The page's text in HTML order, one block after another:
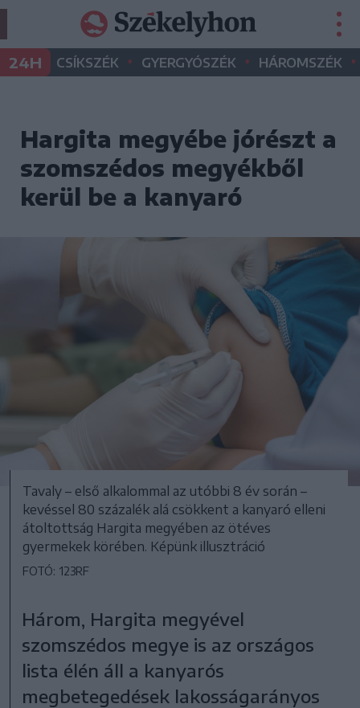
24H CSÍKSZÉK • GYERGYÓSZÉK • HÁROMSZÉK •
Hargita megyébe jórészt a
szomszédos megyékből
kerül be a kanyaró
Tavaly – első alkalommal az utóbbi 8 év során –
kevéssel 80 százalék alá csökkent a kanyaró elleni
átoltottság Hargita megyében az ötéves
gyermekek körében. Képünk illusztráció
FOTÓ: 123RF
Három, Hargita megyével
szomszédos megye is az országos
lista élén áll a kanyarós
megbetegedések lakosságarányos